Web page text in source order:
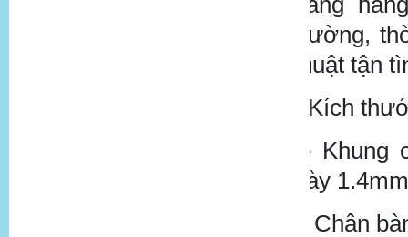
trường,
thuật tận
- Kích
- Khung
dày
- Chân